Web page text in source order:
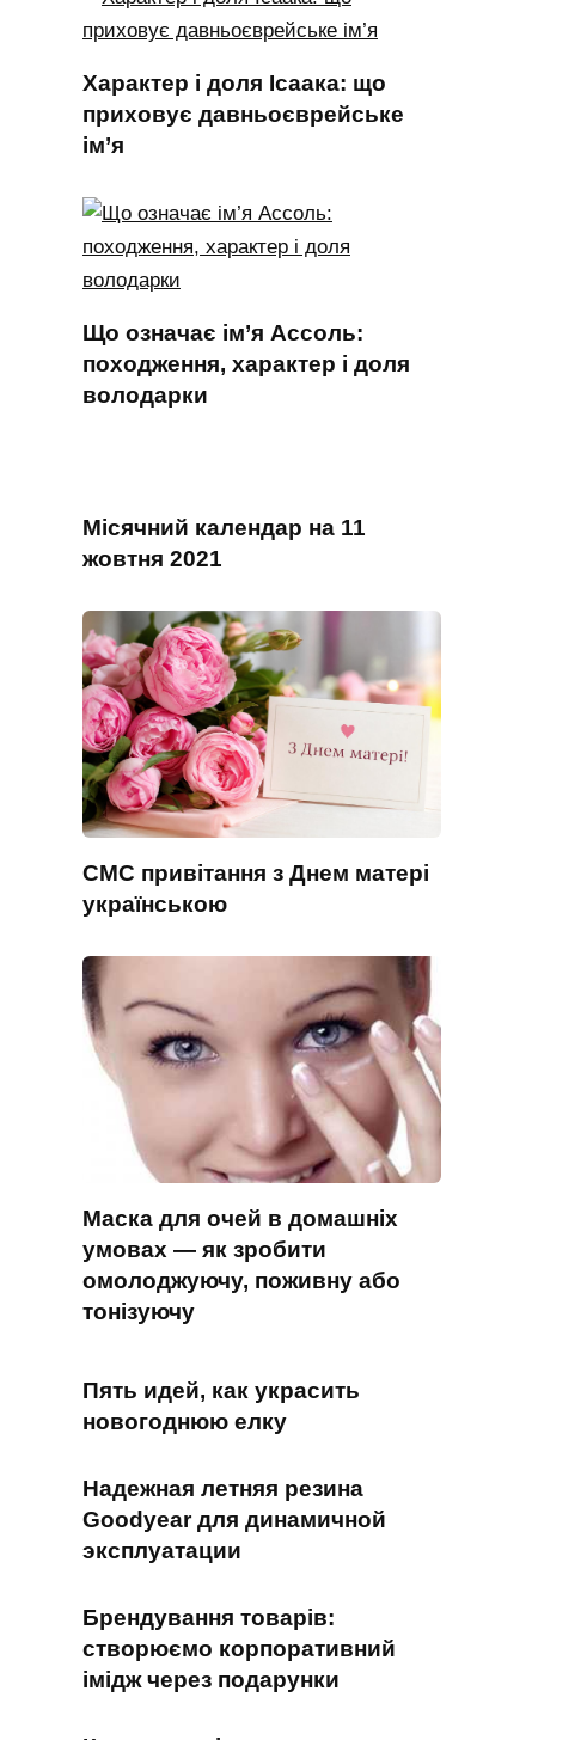
Характер і доля Ісаака: що
приховує давньоєврейське
ім’я
Що означає ім’я Ассоль:
походження, характер і доля
володарки
Місячний календар на 11
жовтня 2021
СМС привітання з Днем матері
українською
Маска для очей в домашніх
умовах — як зробити
омолоджуючу, поживну або
тонізуючу
Пять идей, как украсить
новогоднюю елку
Надежная летняя резина
Goodyear для динамичной
эксплуатации
Брендування товарів:
створюємо корпоративний
імідж через подарунки